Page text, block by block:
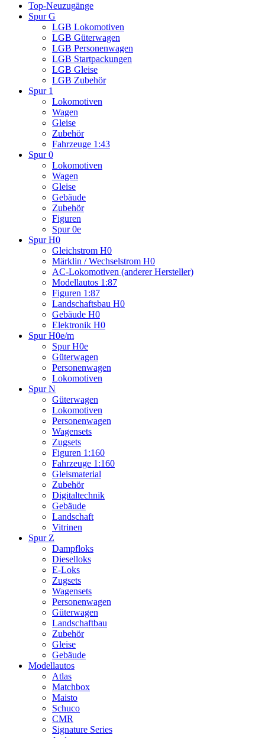
Top-Neuzugänge
Spur G
LGB Lokomotiven
LGB Güterwagen
LGB Personenwagen
LGB Startpackungen
LGB Gleise
LGB Zubehör
Spur 1
Lokomotiven
Wagen
Gleise
Zubehör
Fahrzeuge 1:43
Spur 0
Lokomotiven
Wagen
Gleise
Gebäude
Zubehör
Figuren
Spur 0e
Spur H0
Gleichstrom H0
Märklin / Wechselstrom H0
AC-Lokomotiven (anderer Hersteller)
Modellautos 1:87
Figuren 1:87
Landschaftsbau H0
Gebäude H0
Elektronik H0
Spur H0e/m
Spur H0e
Güterwagen
Personenwagen
Lokomotiven
Spur N
Güterwagen
Lokomotiven
Personenwagen
Wagensets
Zugsets
Figuren 1:160
Fahrzeuge 1:160
Gleismaterial
Zubehör
Digitaltechnik
Gebäude
Landschaft
Vitrinen
Spur Z
Dampfloks
Dieselloks
E-Loks
Zugsets
Wagensets
Personenwagen
Güterwagen
Landschaftbau
Zubehör
Gleise
Gebäude
Modellautos
Atlas
Matchbox
Maisto
Schuco
CMR
Signature Series